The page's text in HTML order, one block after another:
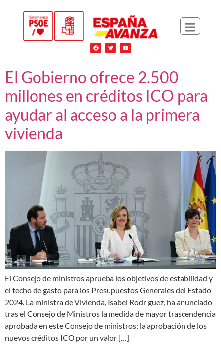
El Gobierno ofrece 2.500
millones en créditos ICO para
ayudar al acceso a la primera
vivienda
El Consejo de ministros aprueba los objetivos de estabilidad y
el techo de gasto para los Presupuestos Generales del Estado
2024. La ministra de Vivienda, Isabel Rodríguez, ha anunciado
tras el Consejo de Ministros la medida de mayor trascendencia
aprobada en este Consejo de ministros: la aprobación de los
nuevos créditos ICO por un valor […]